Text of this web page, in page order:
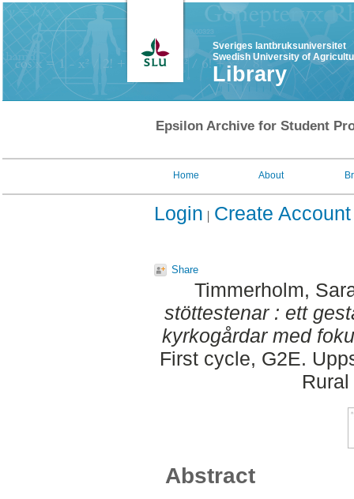
Sveriges lantbruksuniversitet
Swedish University of
Library
Epsilon Archive for Student
Home About
Login Create Account
Share
Timmerholm,
stöttestenar : ett
kyrkogårdar med
First cycle, G2E.
Abstract